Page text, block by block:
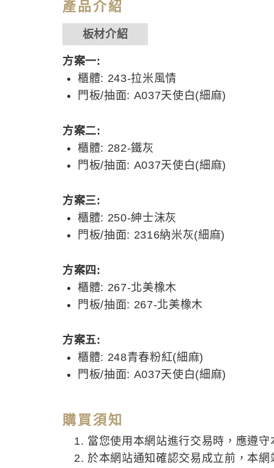
產品介紹
板材介紹
方案一:
櫃體: 243-拉米風情
門板/抽面: A037天使白(細麻)
方案二:
櫃體: 282-鐵灰
門板/抽面: A037天使白(細麻)
方案三:
櫃體: 250-紳士沫灰
門板/抽面: 2316納米灰(細麻)
方案四:
櫃體: 267-北美橡木
門板/抽面: 267-北美橡木
方案五:
櫃體: 248青春粉紅(細麻)
門板/抽面: A037天使白(細麻)
購買須知
當您使用本網站進行交易時，應遵
於本網站通知確認交易成立前，本